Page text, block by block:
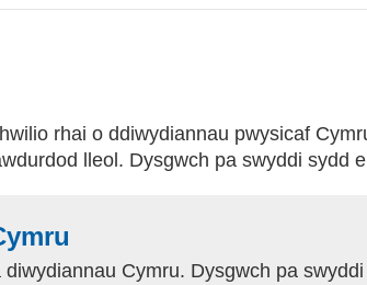
rhai o ddiwydiannau pwysicaf
lleol. Dysgwch pa swyddi sydd
Cymru. Dysgwch pa